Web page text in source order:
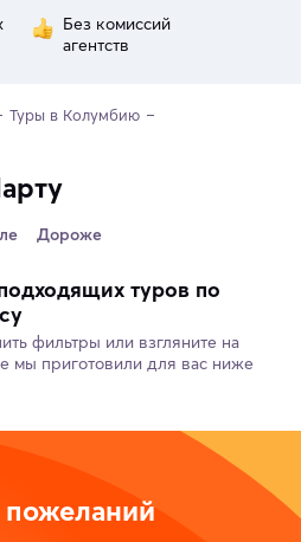
Без комиссий
агентств
Туры в Колумбию
Дороже
туров по
фильтры или взгляните на
мы приготовили для вас ниже